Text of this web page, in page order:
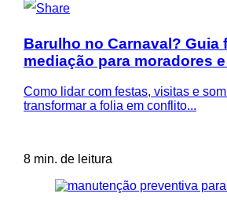
Barulho no Carnaval? Guia
mediação para moradores
Como lidar com festas, visitas e
transformar a folia em conflito...
8 min. de leitura